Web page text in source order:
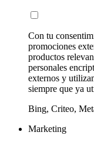
Con tu
promociones
productos
personales
externos y
siempre que ya
Bing, Criteo,
Marketing